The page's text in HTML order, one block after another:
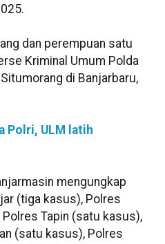
dan perempuan satu
Kriminal Umum Polda
di Banjarbaru,
Polri, ULM latih
mengungkap
(tiga kasus), Polres
Tapin (satu kasus),
(satu kasus), Polres